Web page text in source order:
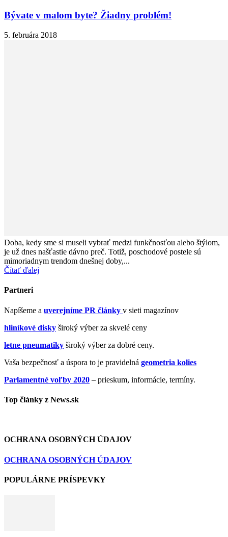
Bývate v malom byte? Žiadny problém!
5. februára 2018
Doba, kedy sme si museli vybrať medzi funkčnosťou alebo štýlom,
je už dnes našťastie dávno preč. Totiž, poschodové postele sú
mimoriadnym trendom dnešnej doby,...
Čítať ďalej
Partneri
Napíšeme a uverejníme PR články v sieti magazínov
hliníkové disky široký výber za skvelé ceny
letne pneumatiky široký výber za dobré ceny.
Vaša bezpečnosť a úspora to je pravidelná geometria kolies
Parlamentné voľby 2020 – prieskum, informácie, termíny.
Top články z News.sk
OCHRANA OSOBNÝCH ÚDAJOV
OCHRANA OSOBNÝCH ÚDAJOV
POPULÁRNE PRÍSPEVKY